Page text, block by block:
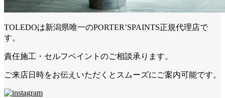
TOLEDOは新潟県唯一のPORTER’SPAINTS正規代理店で
す。
責任施工・セルフペイントのご相談承ります。
ご来店日時をお伝えいただくとスムーズにご案内可能です。